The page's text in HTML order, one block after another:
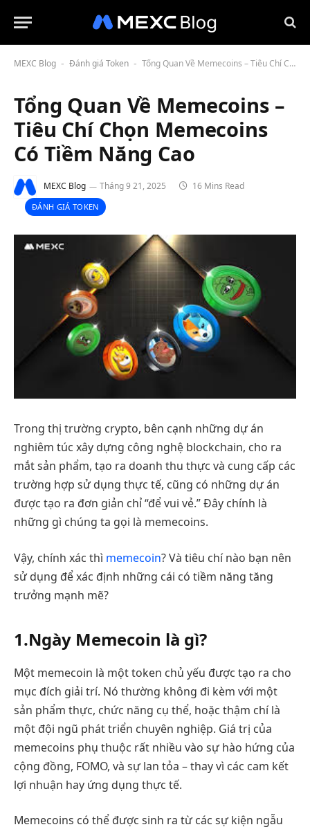
MEXC Blog - Đánh giá Token - Tổng Quan Về Memecoins – Tiêu Chí Chọn Memecoins Có Tiềm Năng Cao
Tổng Quan Về Memecoins –
Tiêu Chí Chọn Memecoins
Có Tiềm Năng Cao
MEXC Blog Tháng 9 21, 2025 16 Mins Read
ĐÁNH GIÁ TOKEN
Trong thị trường crypto, bên cạnh những dự án
nghiêm túc xây dựng công nghệ blockchain, cho ra
mắt sản phẩm, tạo ra doanh thu thực và cung cấp các
trường hợp sử dụng thực tế, cũng có những dự án
được tạo ra đơn giản chỉ “để vui vẻ.” Đây chính là
những gì chúng ta gọi là memecoins.
Vậy, chính xác thì memecoin? Và tiêu chí nào bạn nên
sử dụng để xác định những cái có tiềm năng tăng
trưởng mạnh mẽ?
1.Ngày Memecoin là gì?
Một memecoin là một token chủ yếu được tạo ra cho
mục đích giải trí. Nó thường không đi kèm với một
sản phẩm thực, chức năng cụ thể, hoặc thậm chí là
một đội ngũ phát triển chuyên nghiệp. Giá trị của
memecoins phụ thuộc rất nhiều vào sự hào hứng của
cộng đồng, FOMO, và sự lan tỏa – thay vì các cam kết
lợi nhuận hay ứng dụng thực tế.
Memecoins có thể được sinh ra từ các sự kiện ngẫu